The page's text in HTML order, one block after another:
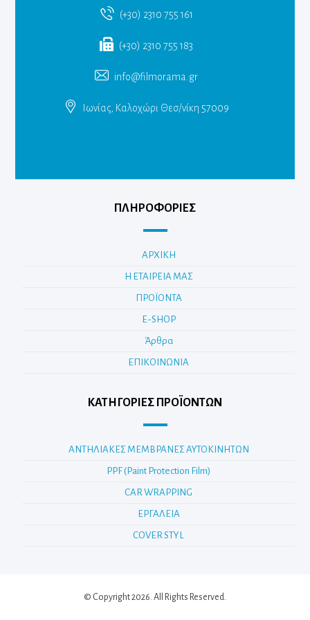
(+30) 2310 755 161
(+30) 2310 755 183
info@filmorama.gr
Ιωνίας, Καλοχώρι Θεσ/νίκη 57009
ΠΛΗΡΟΦΟΡΙΕΣ
ΑΡΧΙΚΗ
Η ΕΤΑΙΡΕΙΑ ΜΑΣ
ΠΡΟΪΟΝΤΑ
E-SHOP
Άρθρα
ΕΠΙΚΟΙΝΩΝΙΑ
ΚΑΤΗΓΟΡΊΕΣ ΠΡΟΪΌΝΤΩΝ
ΑΝΤΗΛΙΑΚΕΣ ΜΕΜΒΡΑΝΕΣ ΑΥΤΟΚΙΝΗΤΩΝ
PPF (Paint Protection Film)
CAR WRAPPING
ΕΡΓΑΛΕΙΑ
COVER STYL
© Copyright 2026. All Rights Reserved.